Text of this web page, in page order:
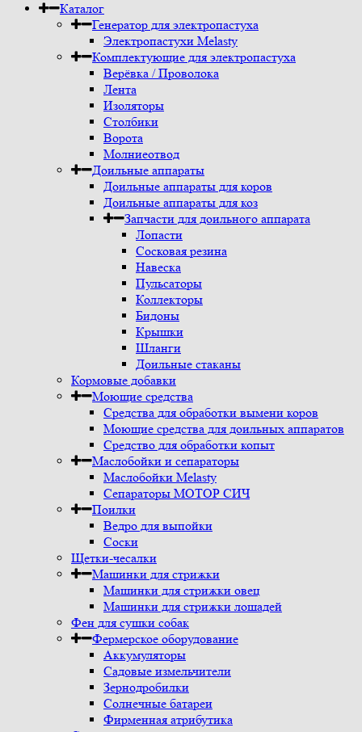
Каталог
Генератор для электропастуха
Электропастухи Melasty
Комплектующие для электропастуха
Верёвка / Проволока
Лента
Изоляторы
Столбики
Ворота
Молниеотвод
Доильные аппараты
Доильные аппараты для коров
Доильные аппараты для коз
Запчасти для доильного аппарата
Лопасти
Сосковая резина
Навеска
Пульсаторы
Коллекторы
Бидоны
Крышки
Шланги
Доильные стаканы
Кормовые добавки
Моющие средства
Средства для обработки вымени коров
Моющие средства для доильных аппаратов
Средство для обработки копыт
Маслобойки и сепараторы
Маслобойки Melasty
Сепараторы МОТОР СИЧ
Поилки
Ведро для выпойки
Соски
Щетки-чесалки
Машинки для стрижки
Машинки для стрижки овец
Машинки для стрижки лошадей
Фен для сушки собак
Фермерское оборудование
Аккумуляторы
Садовые измельчители
Зернодробилки
Солнечные батареи
Фирменная атрибутика